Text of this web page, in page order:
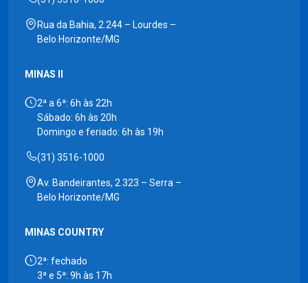
Rua da Bahia, 2.244 – Lourdes –
Belo Horizonte/MG
MINAS II
2ª a 6ª: 6h às 22h
Sábado: 6h às 20h
Domingo e feriado: 6h às 19h
(31) 3516-1000
Av. Bandeirantes, 2.323 – Serra –
Belo Horizonte/MG
MINAS COUNTRY
2ª: fechado
3ª e 5ª: 9h às 17h